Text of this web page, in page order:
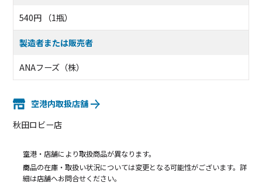
540円 （1瓶）
製造者または販売者
ANAフーズ（株）
空港内取扱店舗
秋田ロビー店
空港・店舗により取扱商品が異なります。
商品の在庫・取扱い状況については変更となる可能性がございます。詳
細は店舗へお問合せください。